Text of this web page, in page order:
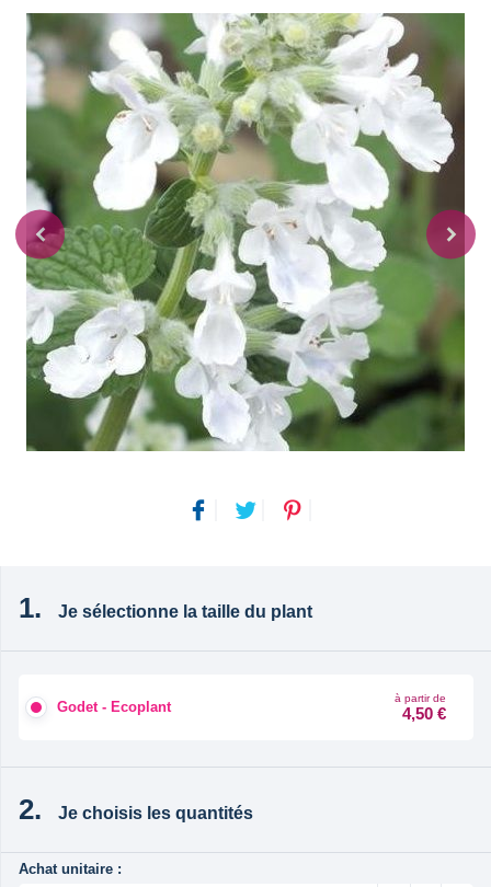
Je sélectionne la taille du plant
Godet - Ecoplant
à partir de
4,50 €
Je choisis les quantités
Achat unitaire :